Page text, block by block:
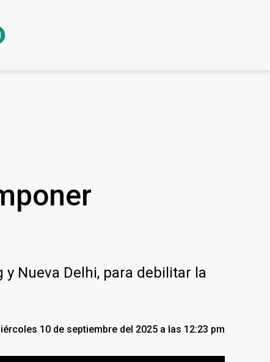
Nueva Delhi, para debilitar la
10 de septiembre del 2025 a las 12:23 pm